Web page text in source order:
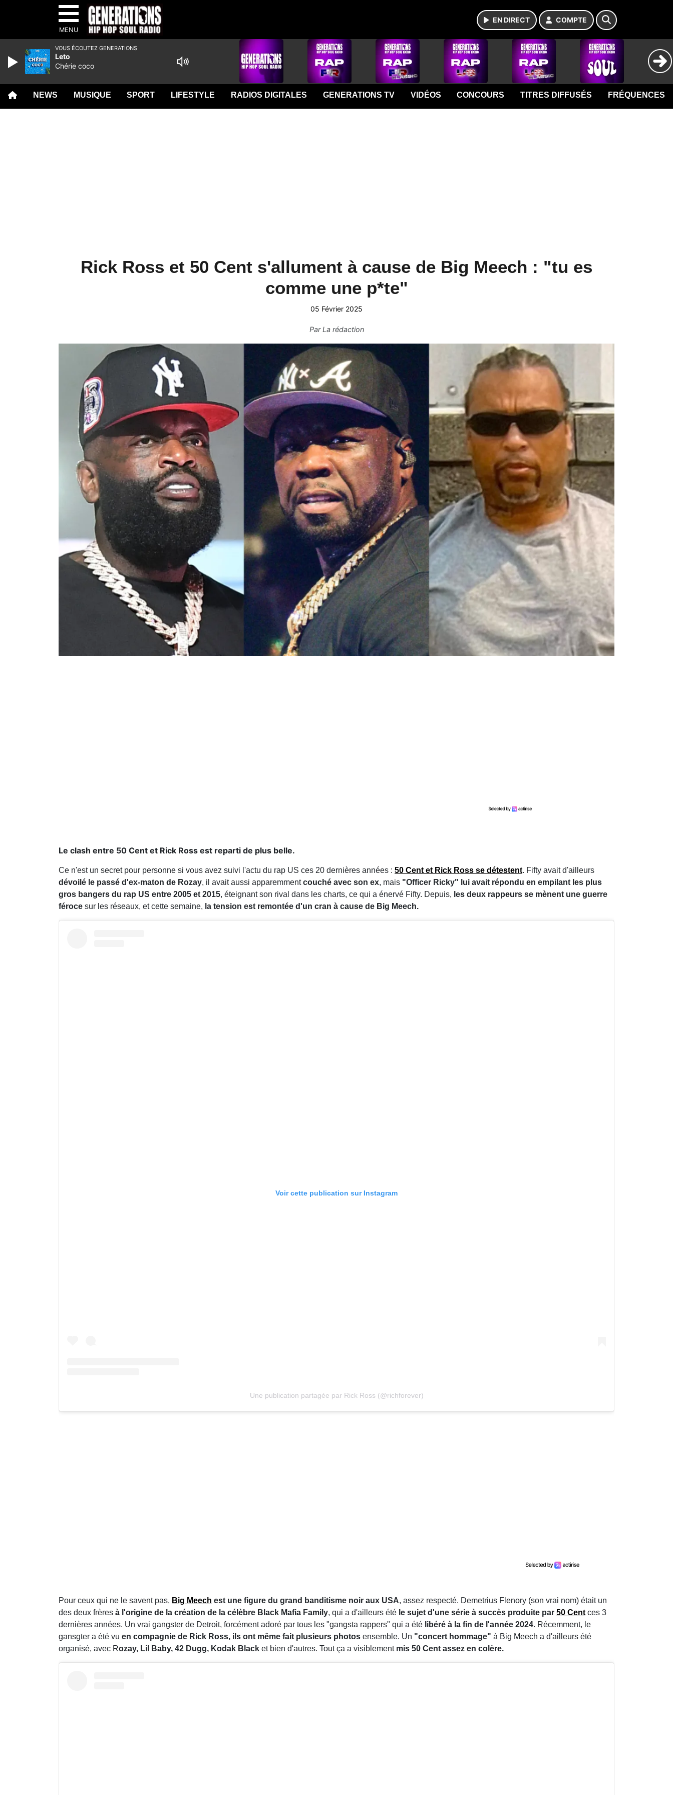
MENU
EN DIRECT COMPTE
NEWS MUSIQUE SPORT LIFESTYLE RADIOS DIGITALES GENERATIONS TV VIDÉOS CONCOURS TITRES DIFFUSÉS FRÉQUENCES
Rick Ross et 50 Cent s'allument à cause de Big Meech : "tu es
comme une p*te"
05 Février 2025
ParLa rédaction
Le clash entre 50 Cent et Rick Ross est reparti de plus belle.
Ce n'est un secret pour personne si vous avez suivi l'actu du rap US ces 20 dernières années : 50 Cent et Rick Ross se détestent. Fifty avait d'ailleurs
dévoilé le passé d'ex-maton de Rozay, il avait aussi apparemmentcouché avec son ex, mais "Officer Ricky" lui avait répondu en empilant les plus
gros bangers du rap US entre 2005 et 2015, éteignant son rival dans les charts, ce qui a énervé Fifty. Depuis, les deux rappeurs se mènent une guerre
féroce sur les réseaux, et cette semaine, la tension est remontée d'un cran à cause de Big Meech.
Voir cette publication sur Instagram
Une publication partagée par Rick Ross (@richforever)
Pour ceux qui ne le savent pas, Big Meech est une figure du grand banditisme noir aux USA, assez respecté. Demetrius Flenory (son vrai nom) était un
des deux frères à l'origine de la création de la célèbre Black Mafia Family, qui a d'ailleurs été le sujet d'une série à succès produite par 50 Cent ces 3
dernières années. Un vrai gangster de Detroit, forcément adoré par tous les "gangsta rappers" qui a été libéré à la fin de l'année 2024. Récemment, le
gansgter a été vu en compagnie de Rick Ross, ils ont même fait plusieurs photos ensemble. Un "concert hommage" à Big Meech a d'ailleurs été
organisé, avec Rozay, Lil Baby, 42 Dugg, Kodak Black et bien d'autres. Tout ça a visiblement mis 50 Cent assez en colère.
VOUS ÉCOUTEZ GENERATIONS
Leto
Chérie coco